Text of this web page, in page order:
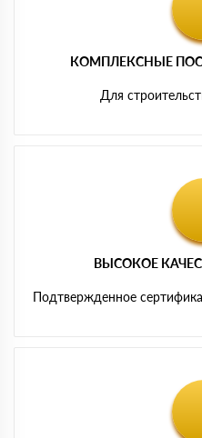
КОМПЛЕКСНЫЕ
Для
ВЫСОКОЕ
Подтвержденное